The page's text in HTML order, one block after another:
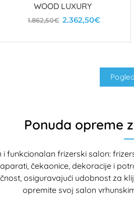
WOOD LUXURY
1.862,50€ 2.362,50€
U košaricu
Ponuda opreme
i funkcionalan frizerski salon:
čekaonice, dekoracije i
osiguravajući udobnost za
opremite svoj salon